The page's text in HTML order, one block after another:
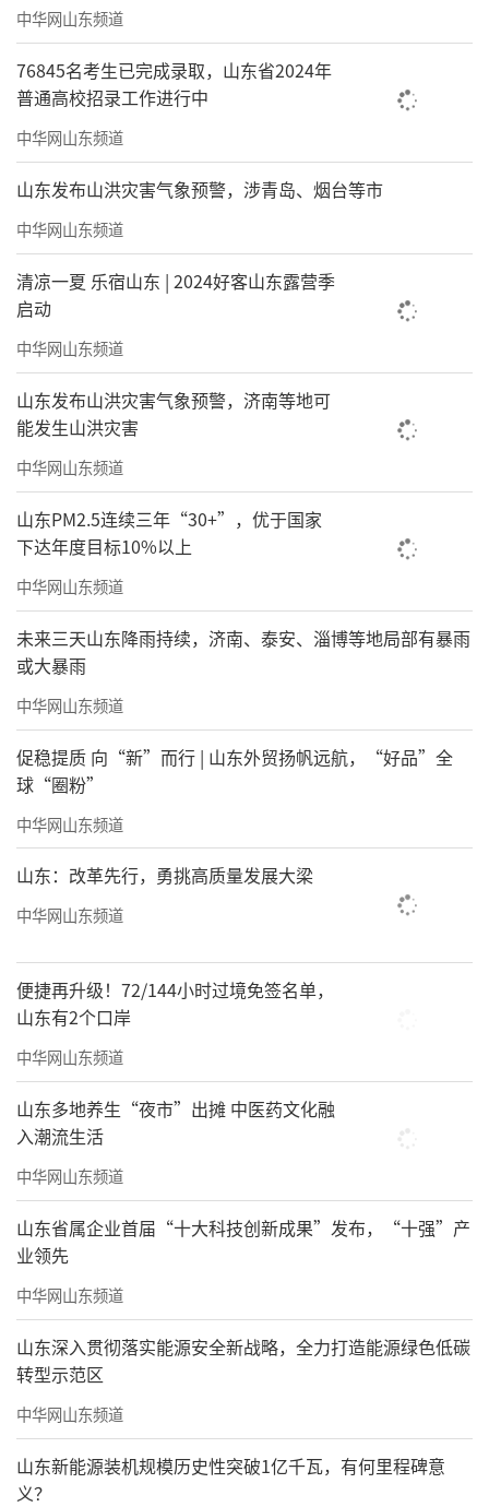
再只停留在艺术系统内部。它当然需要学术判
断，也需要回应当代艺术自身的发展，但同
时，它还要面对城市、公众、传播和公共文化
设施如何持续运转的问题。
这几年，各地新建了大量美术馆与公共文
化设施，但对很多地方来说，真正的问题已经
不是“建不建”，而是建完之后怎么办。“我
最怕‘一次游’，做完就没了。”吴洪亮说。
如果一个双年展最后只是停留在专业系统内
部，学界觉得很好，但现场空空荡荡，就会是
竭泽而渔。
成都双年展更像今天中国城市文化现场本身
这也是为什么，“烟火指数·成都双年
展”里会同时出现说唱、电影、AI、非遗、城市
更新与当代艺术。城市双年展也不再试图维持
一种高度统一的审美秩序，而更像今天中国城
市文化现场本身：流行文化、地方气质、商业
流量和艺术表达不断混杂在一起。
这些声音当然不总是温和。它们里面有误
读，有情绪，也有玩梗和强行嫁接。但吴洪亮
反而认为，至少说明观众开始表达了。“他骂
我也没关系，但他愿意花时间表达。”
成都双年展的历史更复杂一些。多年前，
成都双年展就由民间企业资助存在过一段时
间，在2020年之后，由政府层面重启，并在成
都市美术馆落地。所以它不仅需要规模和资
源，展示艺术创作的趋势性，也需要在某种程
度上回应城市文化建设的期待。
中华网山东频道
76845名考生已完成录取，山东省2024年
普通高校招录工作进行中
中华网山东频道
山东发布山洪灾害气象预警，涉青岛、烟台等市
中华网山东频道
清凉一夏 乐宿山东 | 2024好客山东露营季
启动
中华网山东频道
山东发布山洪灾害气象预警，济南等地可
能发生山洪灾害
中华网山东频道
山东PM2.5连续三年“30+”，优于国家
下达年度目标10%以上
中华网山东频道
未来三天山东降雨持续，济南、泰安、淄博等地局部有暴雨
或大暴雨
中华网山东频道
促稳提质 向“新”而行 | 山东外贸扬帆远航，“好品”全
球“圈粉”
中华网山东频道
山东：改革先行，勇挑高质量发展大梁
中华网山东频道
便捷再升级！72/144小时过境免签名单，
山东有2个口岸
中华网山东频道
山东多地养生“夜市”出摊 中医药文化融
入潮流生活
中华网山东频道
山东省属企业首届“十大科技创新成果”发布，“十强”产
业领先
中华网山东频道
山东深入贯彻落实能源安全新战略，全力打造能源绿色低碳
转型示范区
中华网山东频道
山东新能源装机规模历史性突破1亿千瓦，有何里程碑意
义？